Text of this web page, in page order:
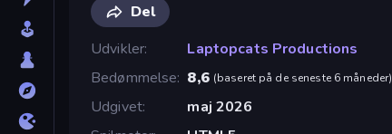
Del
Udvikler
Laptopcats Productions
Bedømmelse 8,6 (baseret på de seneste 6 måneder)
Udgivet
maj 2026